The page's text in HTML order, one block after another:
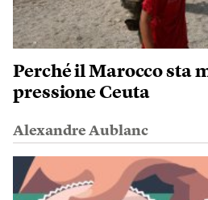
Perché il Marocco sta
pressione Ceuta
Alexandre Aublanc